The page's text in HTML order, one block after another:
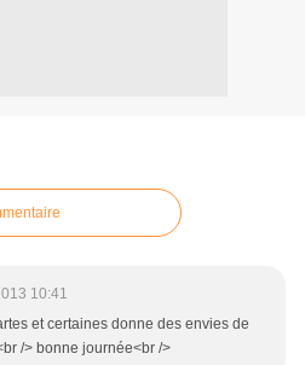
10:41
et certaines donne des envies de
/> bonne journée<br />